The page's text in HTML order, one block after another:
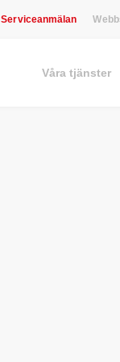
Serviceanmälan
Våra tjänster